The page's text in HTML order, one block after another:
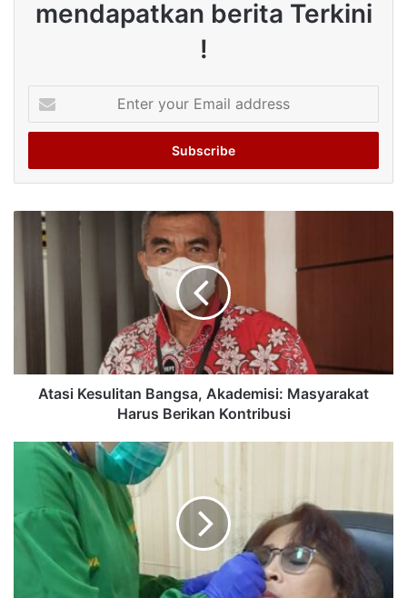
mendapatkan berita Terkini
!
your
Email
Atasi Kesulitan Bangsa, Akademisi: Masyarakat
Harus Berikan Kontribusi